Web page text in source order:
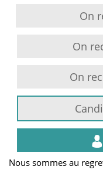
On
On
On
Nous sommes au